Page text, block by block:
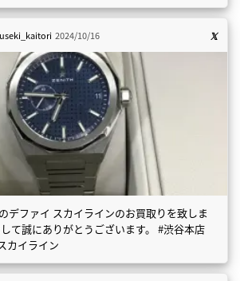
2024/10/16
デファイ スカイラインのお買取りを致しま
て誠にありがとうございます。 #渋谷本店
カイライン